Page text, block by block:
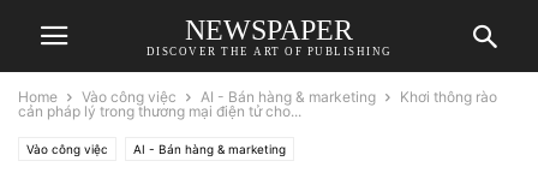
NEWSPAPER
DISCOVER THE ART OF PUBLISHING
Home Vào công việc AI - Bán hàng & marketing
Khơi thông rào
cản pháp lý trong thương mại điện tử cho...
Vào công việc AI - Bán hàng & marketing